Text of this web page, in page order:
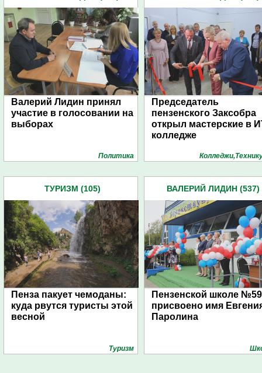
Валерий Лидин принял
участие в голосовании на
выборах
Политика
Председатель
пензенского Заксобра
открыл мастерские в
колледже
ТУРИЗМ (105)
Пенза пакует чемоданы:
куда рвутся туристы этой
весной
Туризм
ВАЛЕРИЙ ЛИДИН (537)
Пензенской школе №59
присвоено имя
Паролина